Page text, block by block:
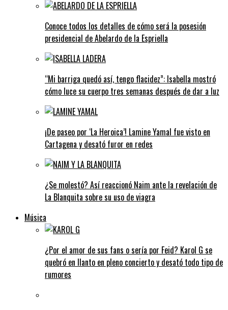
Conoce todos los detalles de cómo será la posesión
presidencial de Abelardo de la Espriella
“Mi barriga quedó así, tengo flacidez”: Isabella mostró
cómo luce su cuerpo tres semanas después de dar a luz
¡De paseo por ‘La Heroica’! Lamine Yamal fue visto en
Cartagena y desató furor en redes
¿Se molestó? Así reaccionó Naim ante la revelación de
La Blanquita sobre su uso de viagra
Música
¿Por el amor de sus fans o sería por Feid? Karol G se
quebró en llanto en pleno concierto y desató todo tipo de
rumores